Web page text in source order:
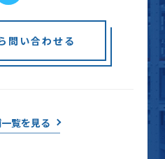
問い合わせる
覧を見る